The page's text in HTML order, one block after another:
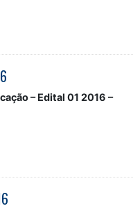
– Edital 01 2016 –